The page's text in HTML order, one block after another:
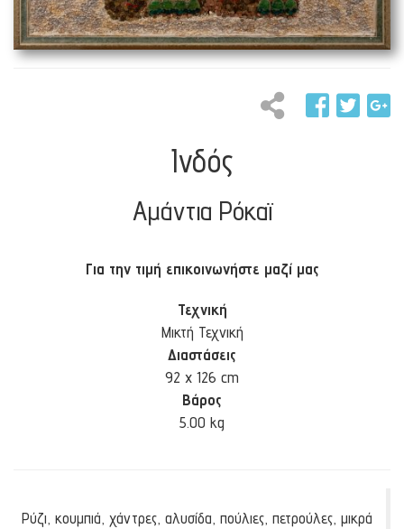
Ινδός
Αμάντια Ρόκαϊ
Για την τιμή επικοινωνήστε μαζί μας
Τεχνική
Μικτή Τεχνική
Διαστάσεις
92 x 126 cm
Βάρος
5.00 kg
Ρύζι, κουμπιά, χάντρες, αλυσίδα, πούλιες, πετρούλες, μικρά